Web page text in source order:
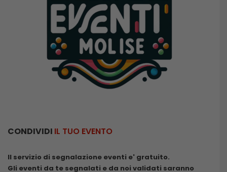
CONDIVIDI IL TUO EVENTO
Il servizio di segnalazione eventi e' gratuito.
Gli eventi da te segnalati e da noi validati saranno